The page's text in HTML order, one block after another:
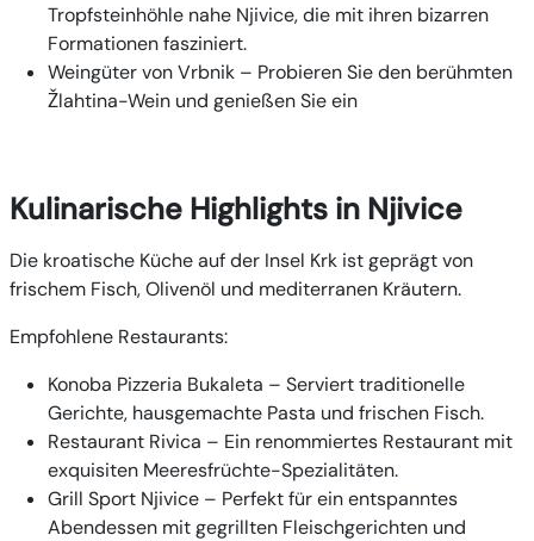
Tropfsteinhöhle nahe Njivice, die mit ihren bizarren
Formationen fasziniert.
Weingüter von Vrbnik – Probieren Sie den berühmten
Žlahtina-Wein und genießen Sie ein
Kulinarische Highlights in Njivice
Die kroatische Küche auf der Insel Krk ist geprägt von
frischem Fisch, Olivenöl und mediterranen Kräutern.
Empfohlene Restaurants:
Konoba Pizzeria Bukaleta – Serviert traditionelle
Gerichte, hausgemachte Pasta und frischen Fisch.
Restaurant Rivica – Ein renommiertes Restaurant mit
exquisiten Meeresfrüchte-Spezialitäten.
Grill Sport Njivice – Perfekt für ein entspanntes
Abendessen mit gegrillten Fleischgerichten und